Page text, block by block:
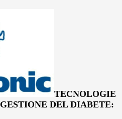
TECNOLOGIE
DEL DIABETE: